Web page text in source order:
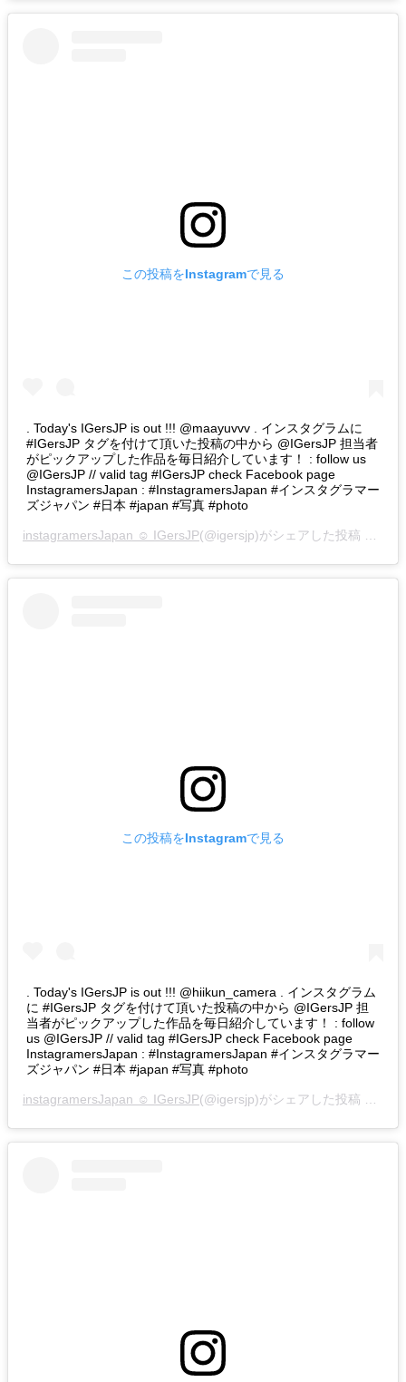
この投稿をInstagramで見る
. Today's IGersJP is out !!! @maayuvvv . インスタグラムに
#IGersJP タグを付けて頂いた投稿の中から @IGersJP 担当者
がピックアップした作品を毎日紹介しています！ : follow us
@IGersJP // valid tag #IGersJP check Facebook page
InstagramersJapan : #InstagramersJapan #インスタグラマー
ズジャパン #日本 #japan #写真 #photo
instagramersJapan ☺︎ IGersJP(@igersjp)がシェアした投稿 –
この投稿をInstagramで見る
. Today's IGersJP is out !!! @hiikun_camera . インスタグラム
に #IGersJP タグを付けて頂いた投稿の中から @IGersJP 担
当者がピックアップした作品を毎日紹介しています！ : follow
us @IGersJP // valid tag #IGersJP check Facebook page
InstagramersJapan : #InstagramersJapan #インスタグラマー
ズジャパン #日本 #japan #写真 #photo
instagramersJapan ☺︎ IGersJP(@igersjp)がシェアした投稿 –